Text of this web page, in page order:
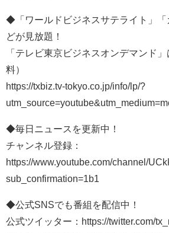
◆「ワールドビジネスサテライト」「
どが見放題！
「テレビ東京ビジネスオンデマンド
料）
https://txbiz.tv-tokyo.co.jp/info/lp/?
◆毎日ニュースを更新中！
チャンネル登録：
https://www.youtube.com/channel/
sub_confirmation=1b1
◆公式SNSでも番組を配信中！
公式ツイッター：https://twitter.com/